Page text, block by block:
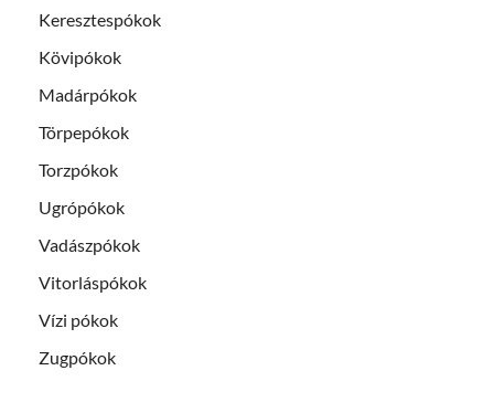
Keresztespókok
Kövipókok
Madárpókok
Törpepókok
Torzpókok
Ugrópókok
Vadászpókok
Vitorláspókok
Vízi pókok
Zugpókok